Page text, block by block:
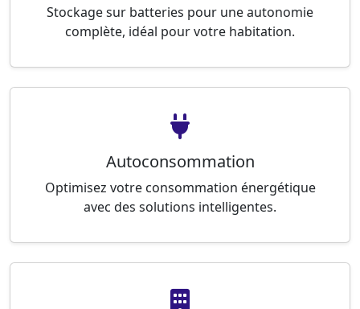
Stockage sur batteries pour une autonomie
complète, idéal pour votre habitation.
Autoconsommation
Optimisez votre consommation énergétique
avec des solutions intelligentes.